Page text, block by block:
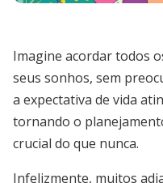
Imagine acordar todos
seus sonhos, sem
a expectativa de vida
tornando o
crucial do que nunca.
Infelizmente, muitos